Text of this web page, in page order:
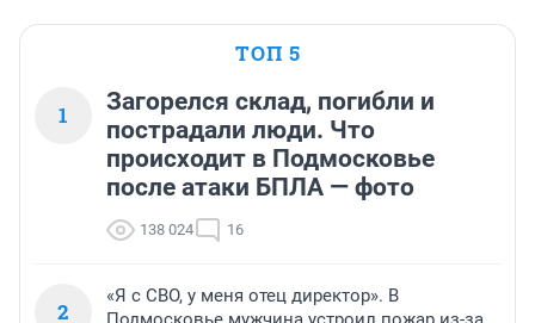
ТОП 5
1
Загорелся склад, погибли и
пострадали люди. Что
происходит в Подмосковье
после атаки БПЛА — фото
138 024 16
2
«Я с СВО, у меня отец директор». В